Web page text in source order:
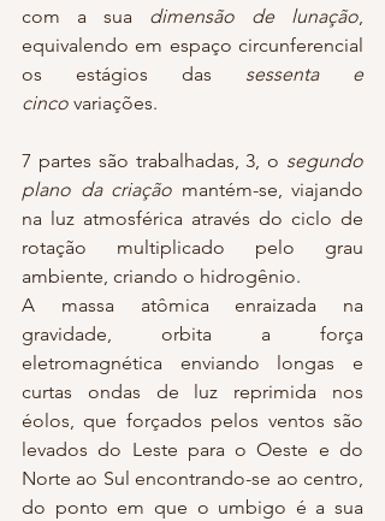
com a sua dimensão de lunação,
equivalendo em espaço circunferencial
os estágios das sessenta e
cinco variações.
7 partes são trabalhadas, 3, o segundo
plano da criação mantém-se, viajando
na luz atmosférica através do ciclo de
rotação multiplicado pelo grau
ambiente, criando o hidrogênio.
A massa atômica enraizada na
gravidade, orbita a força
eletromagnética enviando longas e
curtas ondas de luz reprimida nos
éolos, que forçados pelos ventos são
levados do Leste para o Oeste e do
Norte ao Sul encontrando-se ao centro,
do ponto em que o umbigo é a sua